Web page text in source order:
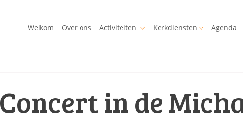
Welkom Over ons Activiteiten Kerkdiensten Agenda
Concert in de